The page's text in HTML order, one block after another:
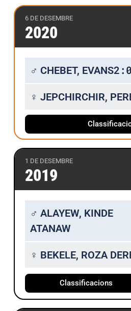
6 DE DESEMBRE
2020
♂ CHEBET, EVANS
♀ JEPCHIRCHIR,
1 DE DESEMBRE
2019
♂ ALAYEW, KINDE
ATANAW
♀ BEKELE, ROZA
Classificacions